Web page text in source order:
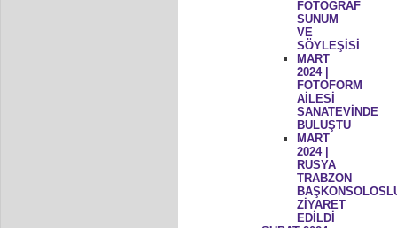
FOTOĞRAF
SUNUM
VE
SÖYLEŞİSİ
MART
2024 |
FOTOFORM
AİLESİ
SANATEVİNDE
BULUŞTU
MART
2024 |
RUSYA
TRABZON
ZİYARET
EDİLDİ